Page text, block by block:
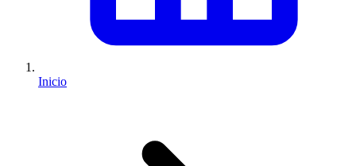
Inicio